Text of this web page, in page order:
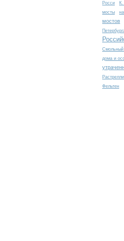
Росси
К.
мосты
мостов
Смольный
дома и
Растрелли
Фельтен